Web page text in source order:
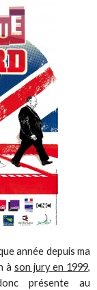
année depuis ma
à son jury en 1999,
présente au